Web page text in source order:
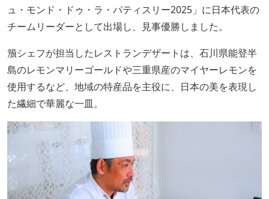
ュ・モンド・ドゥ・ラ・パティスリー2025」に日本代表の
チームリーダーとして出場し、見事優勝しました。
籏シェフが担当したレストランデザートは、石川県能登半
島のレモンマリーゴールドや三重県産のマイヤーレモンを
使用するなど、地域の特産品を主役に、日本の美を表現し
た繊細で華麗な一皿。